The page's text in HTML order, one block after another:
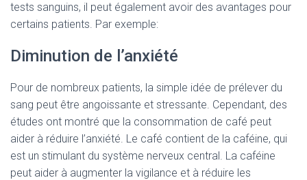
tests sanguins, il peut également avoir des avantages pour
certains patients. Par exemple:
Diminution de l’anxiété
Pour de nombreux patients, la simple idée de prélever du
sang peut être angoissante et stressante. Cependant, des
études ont montré que la consommation de café peut
aider à réduire l’anxiété. Le café contient de la caféine, qui
est un stimulant du système nerveux central. La caféine
peut aider à augmenter la vigilance et à réduire les